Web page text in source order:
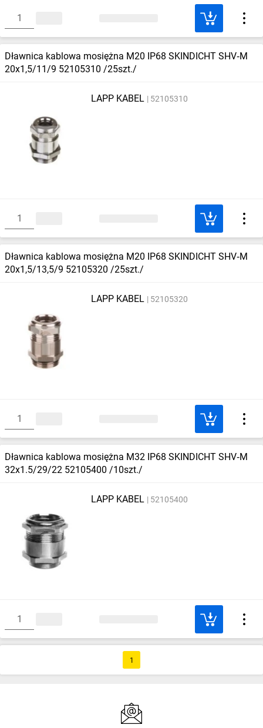
Dławnica kablowa mosiężna M20 IP68 SKINDICHT SHV‑M
20x1,5/11/9 52105310 /25szt./
LAPP KABEL 52105310
Dławnica kablowa mosiężna M20 IP68 SKINDICHT SHV‑M
20x1,5/13,5/9 52105320 /25szt./
LAPP KABEL 52105320
Dławnica kablowa mosiężna M32 IP68 SKINDICHT SHV‑M
32x1.5/29/22 52105400 /10szt./
LAPP KABEL 52105400
1